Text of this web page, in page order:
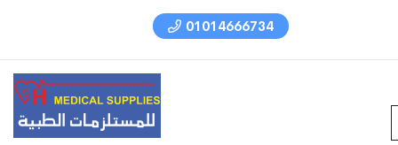
01014666734